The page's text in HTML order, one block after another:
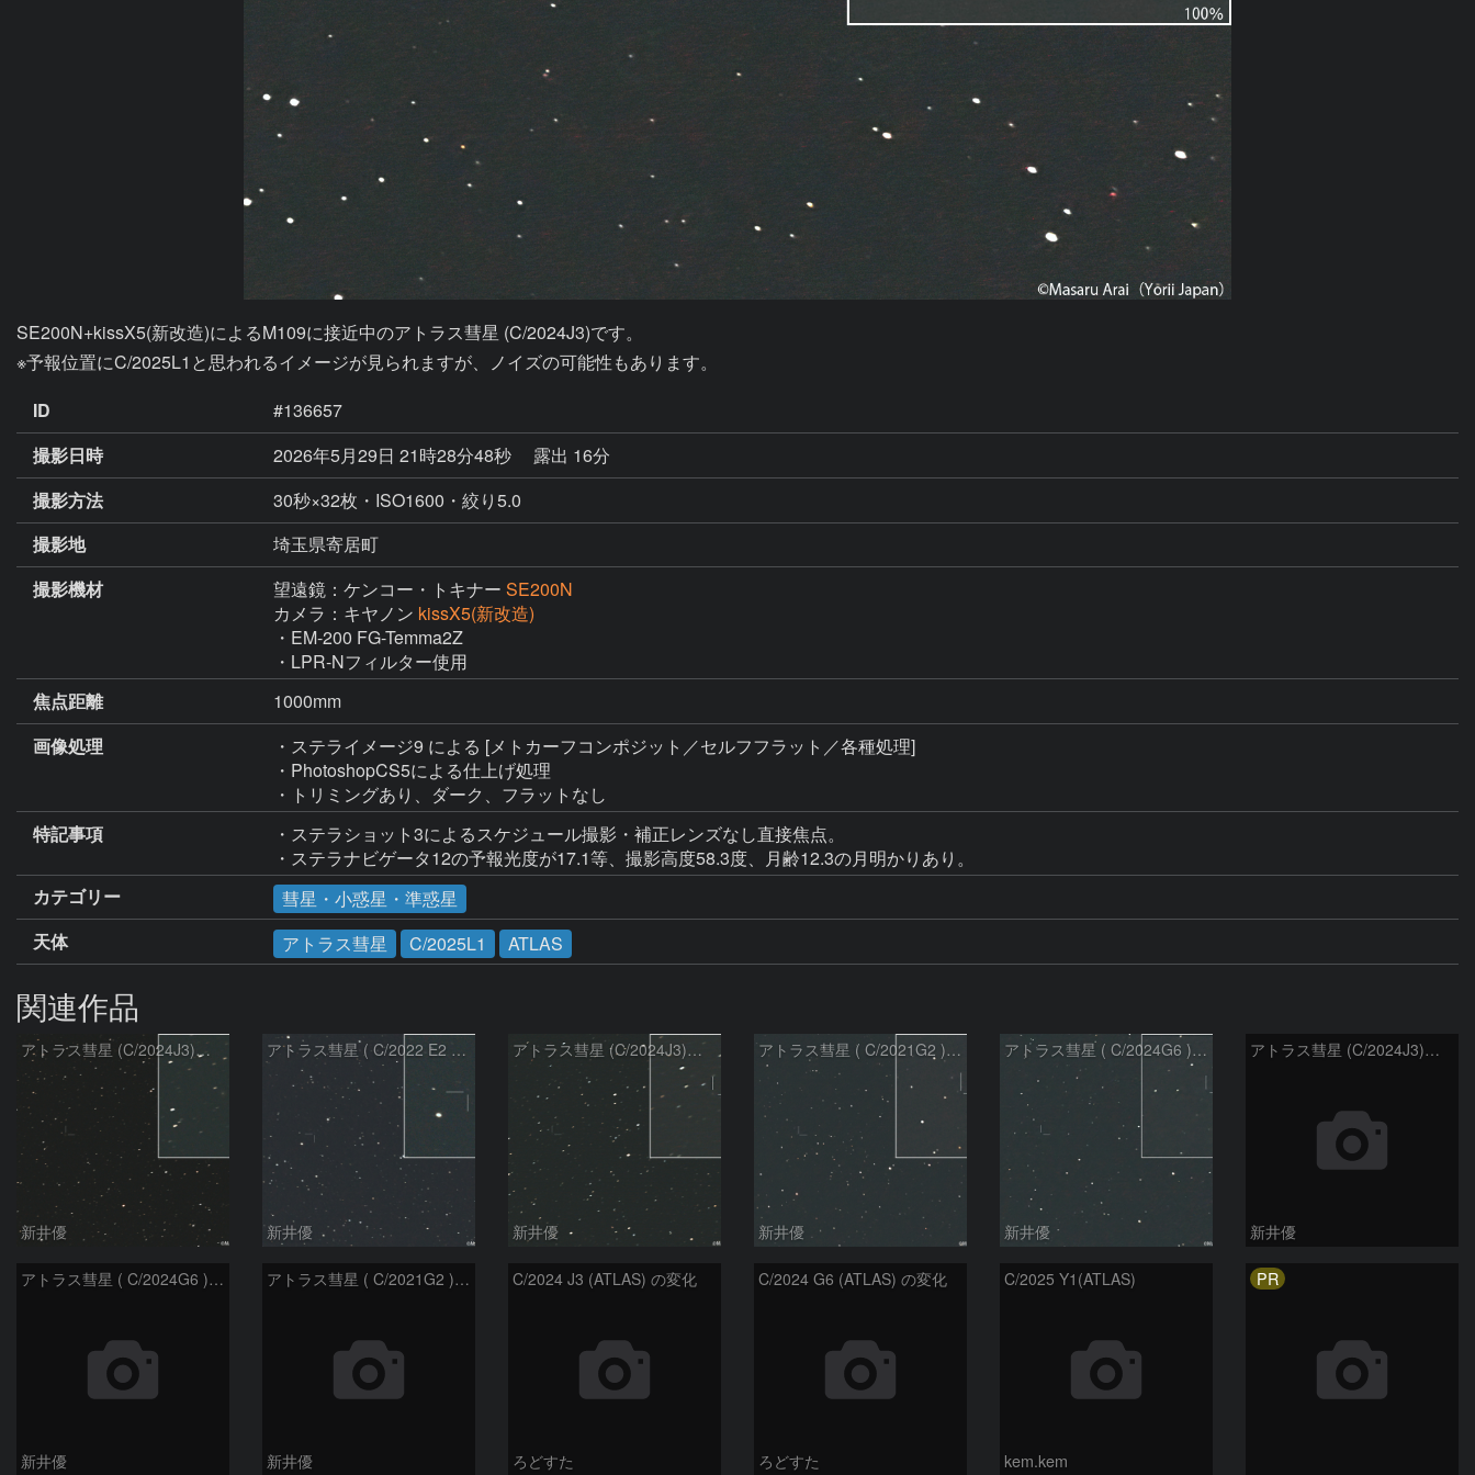
SE200N+kissX5(新改造)によるM109に接近中のアトラス彗星 (C/2024J3)です。
※予報位置にC/2025L1と思われるイメージが見られますが、ノイズの可能性もあります。
ID
#136657
撮影日時
2026年5月29日 21時28分48秒
露出 16分
撮影方法
30秒×32枚・ISO1600・絞り5.0
撮影地
埼玉県寄居町
撮影機材
望遠鏡：ケンコー・トキナー SE200N
カメラ：キヤノン kissX5(新改造)
・EM-200 FG-Temma2Z
・LPR-Nフィルター使用
焦点距離
1000mm
画像処理
・ステライメージ9 による [メトカーフコンポジット／セルフフラット／各種処理]
・PhotoshopCS5による仕上げ処理
・トリミングあり、ダーク、フラットなし
特記事項
・ステラショット3によるスケジュール撮影・補正レンズなし直接焦点。
・ステラナビゲータ12の予報光度が17.1等、撮影高度58.3度、月齢12.3の月明かりあり。
カテゴリー
彗星・小惑星・準惑星
天体
アトラス彗星 C/2025L1 ATLAS
関連作品
アトラス彗星 (C/2024J3)：2026/08/05
新井優
アトラス彗星 ( C/2022 E2 )：2026/07/27
新井優
アトラス彗星 (C/2024J3)：2026/07/26
新井優
アトラス彗星 ( C/2021G2 )：2026/07/09
新井優
アトラス彗星 ( C/2024G6 )：2026/07/09
新井優
アトラス彗星 (C/2024J3)：2026/07/09
新井優
アトラス彗星 ( C/2024G6 )：2026/07/08
新井優
アトラス彗星 ( C/2021G2 )：2026/07/08
新井優
C/2024 J3 (ATLAS) の変化
ろどすた
C/2024 G6 (ATLAS) の変化
ろどすた
C/2025 Y1(ATLAS)
kem.kem
PR